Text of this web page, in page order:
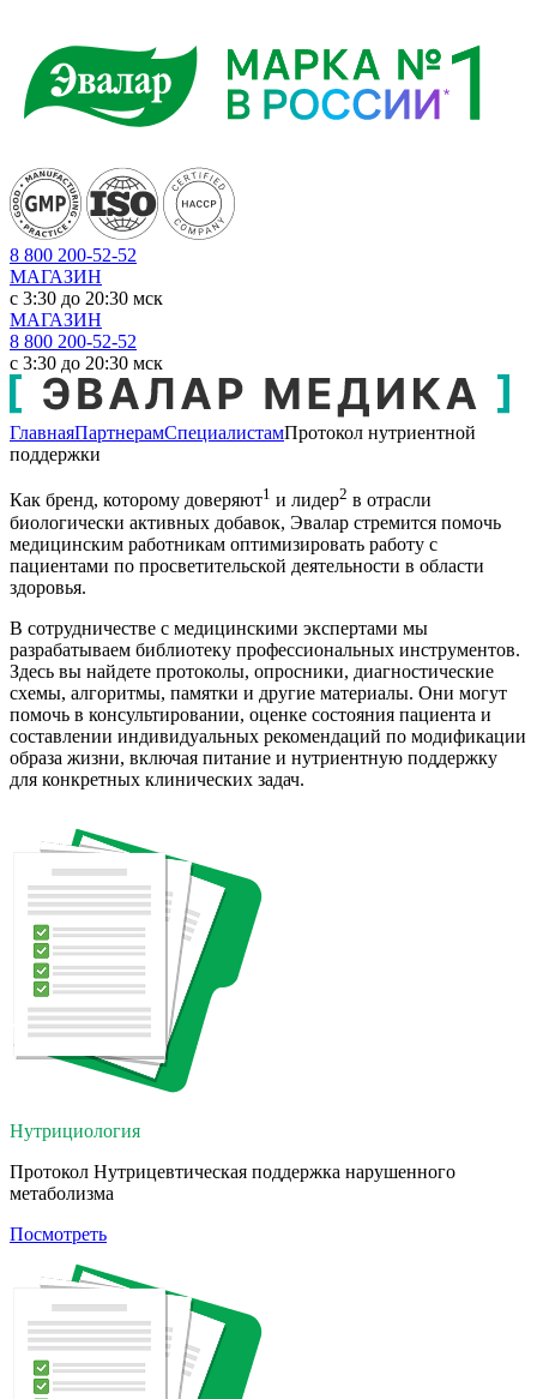
8 800 200-52-52
МАГАЗИН
c 3:30 до 20:30 мск
МАГАЗИН
8 800 200-52-52
c 3:30 до 20:30 мск
ГлавнаяПартнерамСпециалистамПротокол нутриентной
поддержки
Как бренд, которому доверяют1 и лидер2 в отрасли
биологически активных добавок, Эвалар стремится помочь
медицинским работникам оптимизировать работу с
пациентами по просветительской деятельности в области
здоровья.
В сотрудничестве с медицинскими экспертами мы
разрабатываем библиотеку профессиональных инструментов.
Здесь вы найдете протоколы, опросники, диагностические
схемы, алгоритмы, памятки и другие материалы. Они могут
помочь в консультировании, оценке состояния пациента и
составлении индивидуальных рекомендаций по модификации
образа жизни, включая питание и нутриентную поддержку
для конкретных клинических задач.
Нутрициология
Протокол Нутрицевтическая поддержка нарушенного
метаболизма
Посмотреть